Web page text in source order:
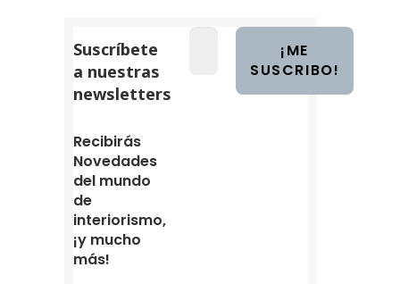
Suscríbete
a nuestras
newsletters
Recibirás
Novedades
del mundo
de
interiorismo,
¡y mucho
más!